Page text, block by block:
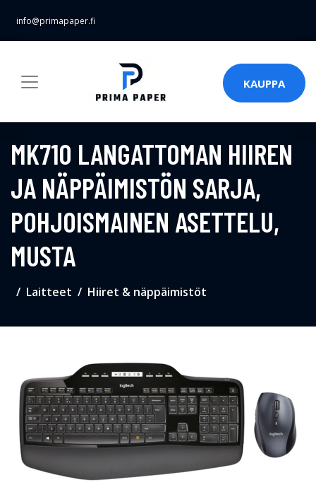
info@primapaper.fi
KAUPPA
MK710 LANGATTOMAN HIIREN
JA NÄPPÄIMISTÖN SARJA,
POHJOISMAINEN ASETTELU,
MUSTA
Laitteet Hiiret & näppäimistöt